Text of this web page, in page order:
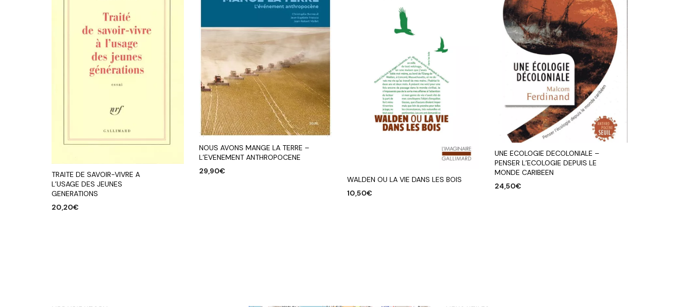
TRAITE DE SAVOIR-VIVRE A
L’USAGE DES JEUNES
GENERATIONS
20,20€
NOUS AVONS MANGE LA TERRE –
L’EVENEMENT ANTHROPOCENE
29,90€
WALDEN OU LA VIE DANS LES BOIS
10,50€
UNE ECOLOGIE DECOLONIALE –
PENSER L’ECOLOGIE DEPUIS LE
MONDE CARIBEEN
24,50€